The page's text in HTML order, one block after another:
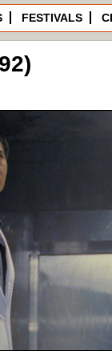
FESTIVALS